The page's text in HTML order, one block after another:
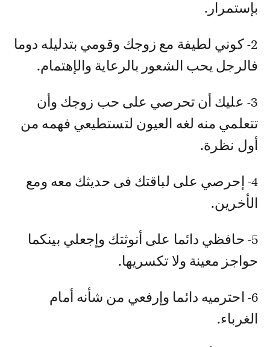
بإستمرار.
2- كوني لطيفة مع زوجك وقومي بتدليله دوما
فالرجل يحب الشعور بالرعاية والإهتمام.
3- عليك أن تحرصي على حب زوجك وأن
تتعلمي منه لغه العيون لتستطيعي فهمه من
أول نظرة.
4- إحرصي على لباقتك فى حديثك معه ومع
الأخرين.
5- حافظي دائما على أنوثتك وإجعلي بينكما
حواجز معينة ولا تكسريها.
6- احترميه دائما وإرفعي من شأنه أمام
الغرباء.